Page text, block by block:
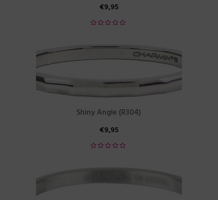
€9,95
Shiny Angle (R304)
€9,95